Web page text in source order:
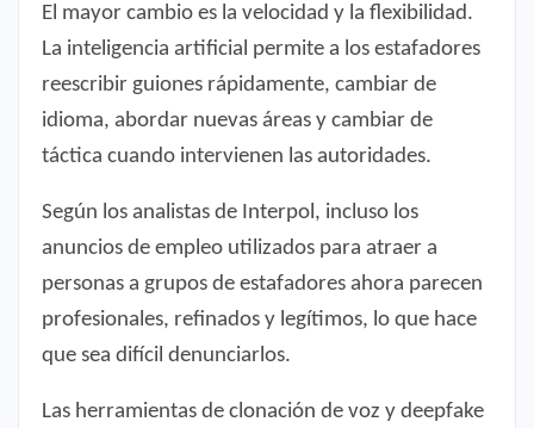
El mayor cambio es la velocidad y la flexibilidad.
La inteligencia artificial permite a los estafadores
reescribir guiones rápidamente, cambiar de
idioma, abordar nuevas áreas y cambiar de
táctica cuando intervienen las autoridades.
Según los analistas de Interpol, incluso los
anuncios de empleo utilizados para atraer a
personas a grupos de estafadores ahora parecen
profesionales, refinados y legítimos, lo que hace
que sea difícil denunciarlos.
Las herramientas de clonación de voz y deepfake